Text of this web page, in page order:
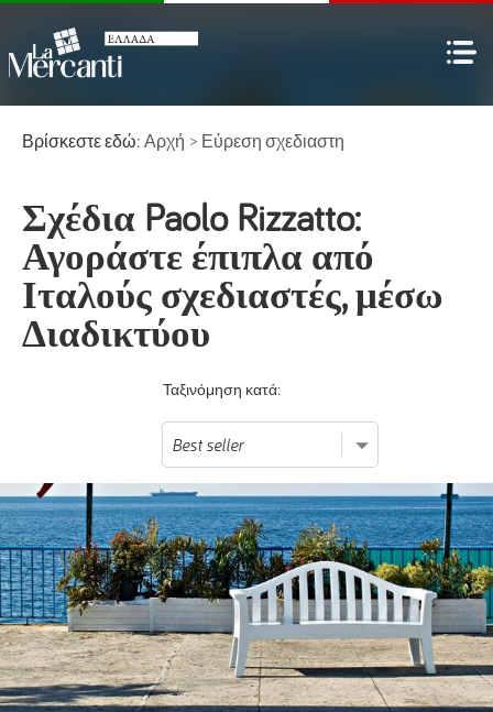
Βρίσκεστε εδώ: Αρχή > Εύρεση σχεδιαστη
Σχέδια Paolo Rizzatto:
Αγοράστε έπιπλα από
Ιταλούς σχεδιαστές, μέσω
Διαδικτύου
Ταξινόμηση κατά: